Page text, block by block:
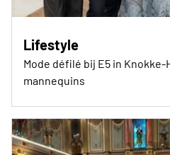
Lifestyle
Mode défilé bij E5 in
mannequins